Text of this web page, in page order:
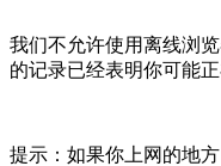
我们不允许使用离线浏
的记录已经表明你可能
提示：如果你上网的地